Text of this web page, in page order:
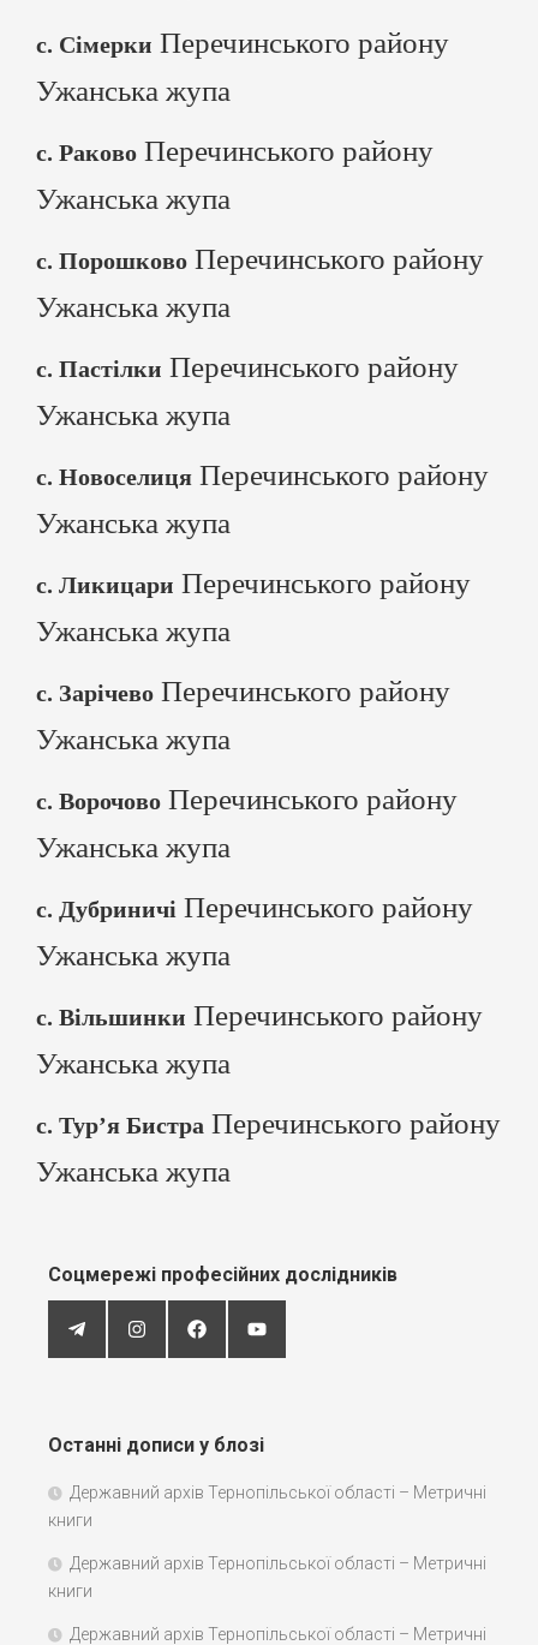
с. Сімерки Перечинського району
Ужанська жупа
с. Раково Перечинського району
Ужанська жупа
с. Порошково Перечинського району
Ужанська жупа
с. Пастілки Перечинського району
Ужанська жупа
с. Новоселиця Перечинського району
Ужанська жупа
с. Ликицари Перечинського району
Ужанська жупа
с. Зарічево Перечинського району
Ужанська жупа
с. Ворочово Перечинського району
Ужанська жупа
с. Дубриничі Перечинського району
Ужанська жупа
с. Вільшинки Перечинського району
Ужанська жупа
с. Тур’я Бистра Перечинського району
Ужанська жупа
Соцмережі професійних дослідників
Останні дописи у блозі
Державний архів Тернопільської області – Метричні
книги
Державний архів Тернопільської області – Метричні
книги
Державний архів Тернопільської області – Метричні